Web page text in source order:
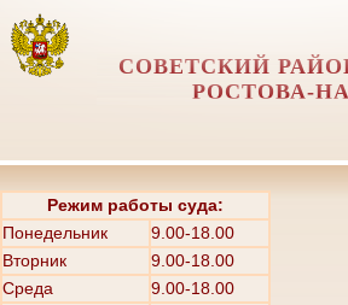
СОВЕТСКИЙ
РОСТОВА-
Режим работы суда:
Понедельник
9.00-18.00
Вторник
9.00-18.00
Среда
9.00-18.00